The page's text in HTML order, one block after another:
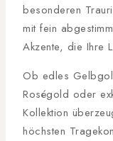
besonderen
mit fein
Akzente, die Ihre
Ob edles
Roségold oder
Kollektion
höchsten